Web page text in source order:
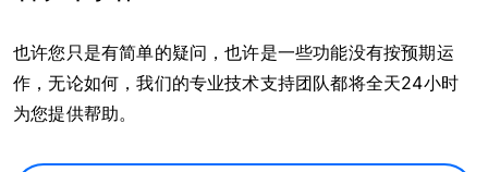
也许您只是有简单的疑问，也许是一些功能没有按预期运
作，无论如何，我们的专业技术支持团队都将全天24小时
为您提供帮助。